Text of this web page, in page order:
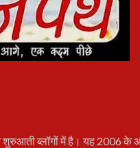
शुरुआती ब्लॉगों में है। यह 2006 के